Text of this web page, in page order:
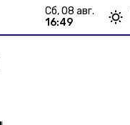
сб, 08 авг.
16:49